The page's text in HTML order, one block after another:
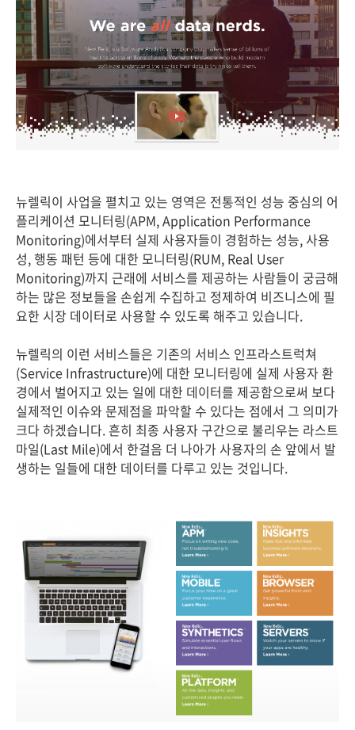
뉴렐릭이 사업을 펼치고 있는 영역은 전통적인 성능 중심의 어
플리케이션 모니터링(APM, Application Performance
Monitoring)에서부터 실제 사용자들이 경험하는 성능, 사용
성, 행동 패턴 등에 대한 모니터링(RUM, Real User
Monitoring)까지 근래에 서비스를 제공하는 사람들이 궁금해
하는 많은 정보들을 손쉽게 수집하고 정제하여 비즈니스에 필
요한 시장 데이터로 사용할 수 있도록 해주고 있습니다.
뉴렐릭의 이런 서비스들은 기존의 서비스 인프라스트럭쳐
(Service Infrastructure)에 대한 모니터링에 실제 사용자 환
경에서 벌어지고 있는 일에 대한 데이터를 제공함으로써 보다
실제적인 이슈와 문제점을 파악할 수 있다는 점에서 그 의미가
크다 하겠습니다. 흔히 최종 사용자 구간으로 불리우는 라스트
마일(Last Mile)에서 한걸음 더 나아가 사용자의 손 앞에서 발
생하는 일들에 대한 데이터를 다루고 있는 것입니다.